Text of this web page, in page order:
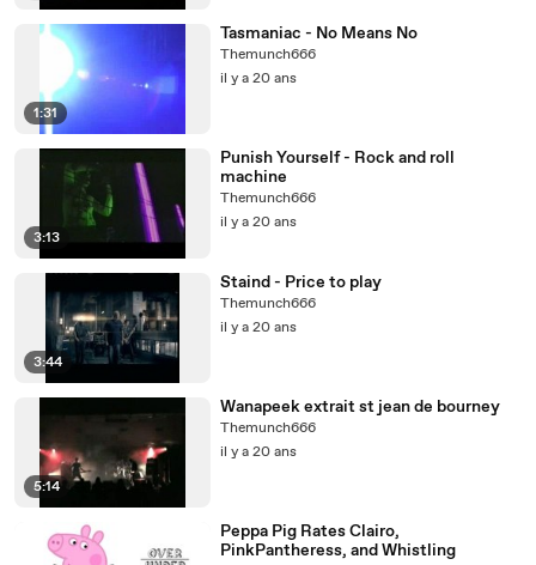
1:31
Tasmaniac - No Means No
Themunch666
il y a 20 ans
3:13
Punish Yourself - Rock and roll
machine
Themunch666
il y a 20 ans
3:44
Staind - Price to play
Themunch666
il y a 20 ans
5:14
Wanapeek extrait st jean de bourney
Themunch666
il y a 20 ans
Peppa Pig Rates Clairo,
PinkPantheress, and Whistling